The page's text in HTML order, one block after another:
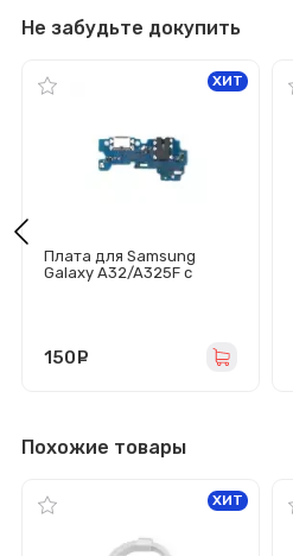
Не забудьте докупить
Плата для Samsung
Galaxy A32/A325F с
ХИТ
150
Похожие товары
ХИТ